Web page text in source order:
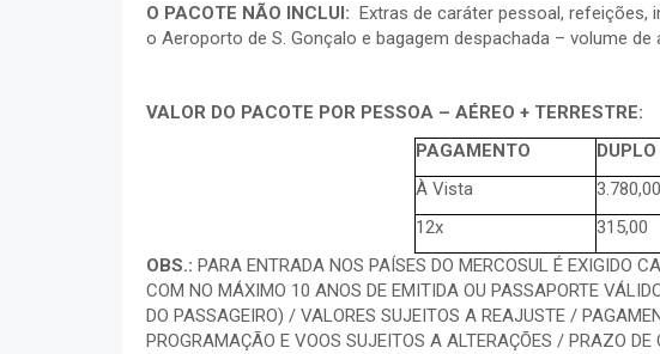
O PACOTE NÃO INCLUI: Extras de caráter pessoal, refeições,
o Aeroporto de S. Gonçalo e bagagem despachada – volume de
VALOR DO PACOTE POR PESSOA – AÉREO + TERRESTRE:
PAGAMENTO
DUPLO
À Vista
3.780,00
12x
315,00
OBS.: PARA ENTRADA NOS PAÍSES DO MERCOSUL É EXIGIDO
COM NO MÁXIMO 10 ANOS DE EMITIDA OU PASSAPORTE
DO PASSAGEIRO) / VALORES SUJEITOS A REAJUSTE /
PROGRAMAÇÃO E VOOS SUJEITOS A ALTERAÇÕES / PRAZO